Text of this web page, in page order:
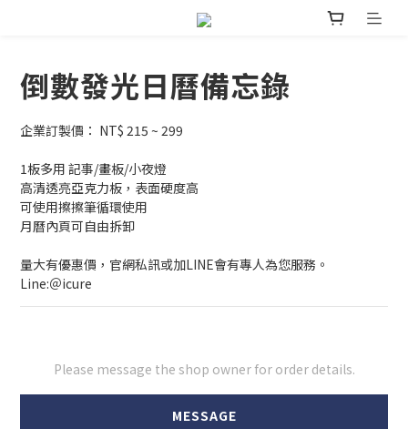
倒數發光日曆備忘錄
企業訂製價： NT$ 215 ~ 299
1板多用 記事/畫板/小夜燈
高清透亮亞克力板，表面硬度高
可使用擦擦筆循環使用
月曆內頁可自由拆卸
量大有優惠價，官網私訊或加LINE會有專人為您服務。
Line:＠icure
Please message the shop owner for order details.
MESSAGE